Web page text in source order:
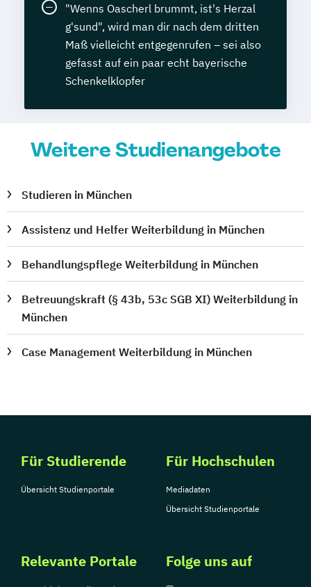
"Wenns Oascherl brummt, ist's Herzal
g'sund", wird man dir nach dem dritten
Maß vielleicht entgegenrufen – sei also
gefasst auf ein paar echt bayerische
Schenkelklopfer
Weitere Studienangebote
Studieren in München
Assistenz und Helfer Weiterbildung in München
Behandlungspflege Weiterbildung in München
Betreuungskraft (§ 43b, 53c SGB XI) Weiterbildung in
München
Case Management Weiterbildung in München
Für Studierende
Übersicht Studienportale
Für Hochschulen
Mediadaten
Übersicht Studienportale
Relevante Portale Folge uns auf